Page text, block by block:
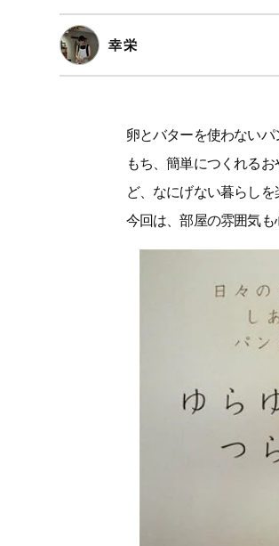
幸栄
卵とバターを使わない
もち、簡単につくれる
ど、なにげない暮らしを
今回は、部屋の雰囲気も